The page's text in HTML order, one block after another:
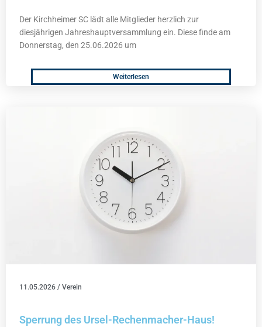
Der Kirchheimer SC lädt alle Mitglieder herzlich zur
diesjährigen Jahreshauptversammlung ein. Diese finde am
Donnerstag, den 25.06.2026 um
Weiterlesen
11.05.2026 / Verein
Sperrung des Ursel-Rechenmacher-Haus!